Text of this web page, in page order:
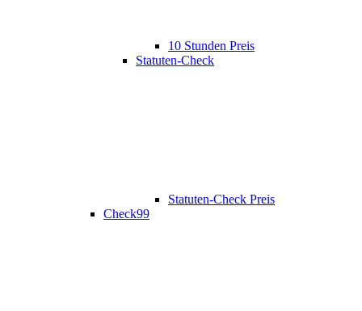
10 Stunden Preis
Statuten-Check
Statuten-Check Preis
Check99